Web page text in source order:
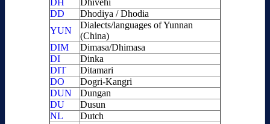
DH
Dhivehi
DD
Dhodiya / Dhodia
YUN
Dialects/languages of Yunnan
(China)
DIM
Dimasa/Dhimasa
DI
Dinka
DIT
Ditamari
DO
Dogri-Kangri
DUN
Dungan
DU
Dusun
NL
Dutch